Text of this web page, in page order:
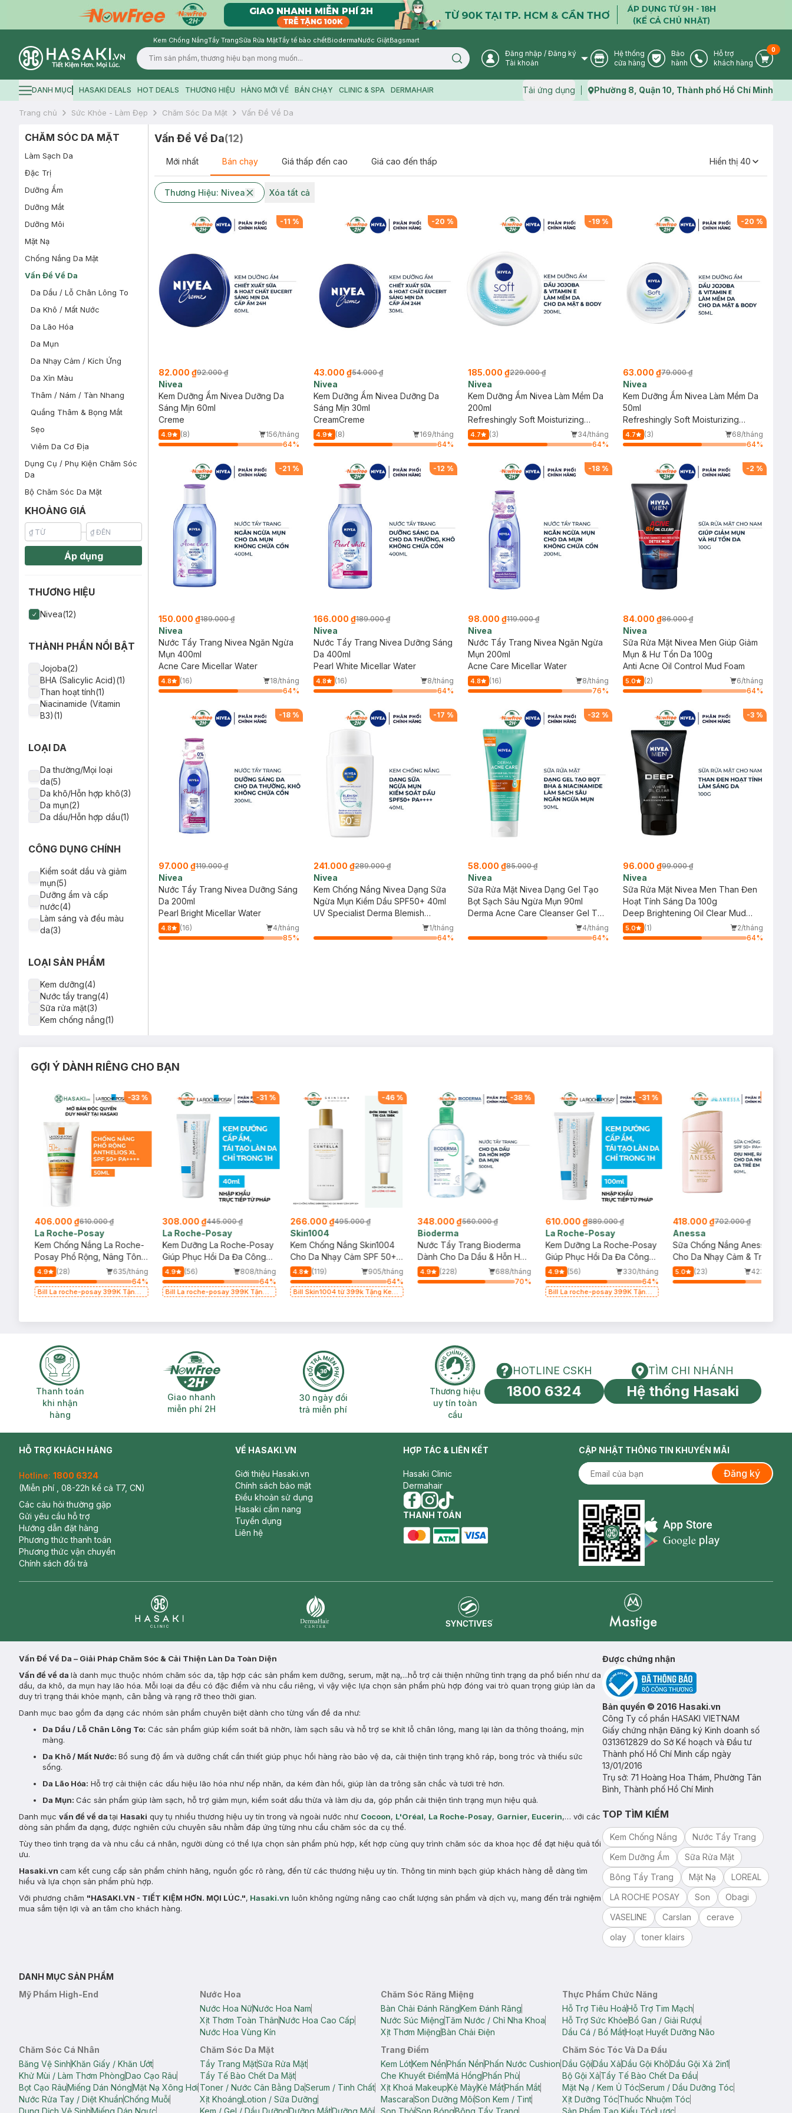
Kem Chống NắngTẩy TrangSữa Rửa MặtTẩy tế bào chếtBiodermaNước GiặtBagsmart
Logo
Search icon User Icon
Đăng nhập / Đăng ký
Tài khoản
Store Icon
Hệ thống
cửa hàng
Warranty Icon
Bảo
hành
Phone Icon
Hỗ trợ
khách hàng
Cart
0
Hamburger icon
DANH MỤC HASAKI DEALS HOT DEALS THƯƠNG HIỆU HÀNG MỚI VỀ BÁN CHẠY CLINIC & SPA DERMAHAIR Tải ứng dụng Map icon
Phường 8, Quận 10, Thành phố Hồ Chí Minh
Trang chủ Sức Khỏe - Làm Đẹp Chăm Sóc Da Mặt Vấn Đề Về Da
CHĂM SÓC DA MẶT
Làm Sạch Da
Đặc Trị
Dưỡng Ẩm
Dưỡng Mắt
Dưỡng Môi
Mặt Nạ
Chống Nắng Da Mặt
Vấn Đề Về Da
Da Dầu / Lỗ Chân Lông To
Da Khô / Mất Nước
Da Lão Hóa
Da Mụn
Da Nhạy Cảm / Kích Ứng
Da Xỉn Màu
Thâm / Nám / Tàn Nhang
Quầng Thâm & Bọng Mắt
Sẹo
Viêm Da Cơ Địa
Dụng Cụ / Phụ Kiện Chăm Sóc
Da
Bộ Chăm Sóc Da Mặt
KHOẢNG GIÁ
Áp dụng
THƯƠNG HIỆU
Nivea(12)
THÀNH PHẦN NỔI BẬT
Jojoba(2)
BHA (Salicylic Acid)(1)
Than hoạt tính(1)
Niacinamide (Vitamin
B3)(1)
LOẠI DA
Da thường/Mọi loại
da(5)
Da khô/Hỗn hợp khô(3)
Da mụn(2)
Da dầu/Hỗn hợp dầu(1)
CÔNG DỤNG CHÍNH
Kiểm soát dầu và giảm
mụn(5)
Dưỡng ẩm và cấp
nước(4)
Làm sáng và đều màu
da(3)
LOẠI SẢN PHẨM
Kem dưỡng(4)
Nước tẩy trang(4)
Sữa rửa mặt(3)
Kem chống nắng(1)
Vấn Đề Về Da(12)
Mới nhất Bán chạy Giá thấp đến cao Giá cao đến thấp Hiển thị 40
Thương Hiệu: Nivea Xóa tất cả
-11 %
82.000 ₫92.000 ₫
Nivea
Kem Dưỡng Ẩm Nivea Dưỡng Da
Sáng Mịn 60ml
Creme
4.9 (8)
156/tháng
64%
-20 %
43.000 ₫54.000 ₫
Nivea
Kem Dưỡng Ẩm Nivea Dưỡng Da
Sáng Mịn 30ml
CreamCreme
4.9 (8)
169/tháng
64%
-19%
185.000 ₫229.000 ₫
Nivea
Kem Dưỡng Ẩm Nivea Làm Mềm Da
200ml
Refreshingly Soft Moisturizing
Cream
4.7 (3)
34/tháng
64%
-20 %
63.000 ₫79.000 ₫
Nivea
Kem Dưỡng Ẩm Nivea Làm Mềm Da
50ml
Refreshingly Soft Moisturizing
Cream
4.7 (3)
68/tháng
64%
-21 %
150.000 ₫189.000 ₫
Nivea
Nước Tẩy Trang Nivea Ngăn Ngừa
Mụn 400ml
Acne Care Micellar Water
4.8 (16)
18/tháng
64%
-12 %
166.000 ₫189.000 ₫
Nivea
Nước Tẩy Trang Nivea Dưỡng Sáng
Da 400ml
Pearl White Micellar Water
4.8 (16)
8/tháng
64%
-18%
98.000 ₫119.000 ₫
Nivea
Nước Tẩy Trang Nivea Ngăn Ngừa
Mụn 200ml
Acne Care Micellar Water
4.8 (16)
8/tháng
76%
-2 %
84.000 ₫86.000 ₫
Nivea
Sữa Rửa Mặt Nivea Men Giúp Giảm
Mụn & Hư Tổn Da 100g
Anti Acne Oil Control Mud Foam
5.0 (2)
6/tháng
64%
-18%
97.000 ₫119.000 ₫
Nivea
Nước Tẩy Trang Nivea Dưỡng Sáng
Da 200ml
Pearl Bright Micellar Water
4.8 (16)
4/tháng
85%
-17 %
241.000 ₫289.000 ₫
Nivea
Kem Chống Nắng Nivea Dạng Sữa
Ngừa Mụn Kiềm Dầu SPF50+ 40ml
UV Specialist Derma Blemish
1/tháng
64%
-32 %
58.000 ₫85.000 ₫
Nivea
Sữa Rửa Mặt Nivea Dạng Gel Tạo
Bọt Sạch Sâu Ngừa Mụn 90ml
Derma Acne Care Cleanser Gel To
4/tháng
64%
-3 %
96.000 ₫99.000 ₫
Nivea
Sữa Rửa Mặt Nivea Men Than Đen
Hoạt Tính Sáng Da 100g
Deep Brightening Oil Clear Mud
Foam
5.0 (1)
2/tháng
64%
GỢI Ý DÀNH RIÊNG CHO BẠN
-33%
406.000 ₫610.000 ₫
La Roche-Posay
Kem Chống Nắng La Roche-
Posay Phổ Rộng, Nâng Tông
Kiềm Dầu 50ml
4.9 (28)
635/tháng
64%
Bill La roche-posay 399K Tặng
-31 %
308.000 ₫445.000 ₫
La Roche-Posay
Kem Dưỡng La Roche-Posay
Giúp Phục Hồi Da Đa Công
Dụng 40ml
4.9 (56)
808/tháng
64%
Bill La roche-posay 399K Tặng
-46%
266.000 ₫495.000 ₫
Skin1004
Kem Chống Nắng Skin1004
Cho Da Nhạy Cảm SPF 50+
50ml
4.8 (119)
905/tháng
64%
Bill Skin1004 từ 399k Tặng Kem
-38%
348.000 ₫560.000 ₫
Bioderma
Nước Tẩy Trang Bioderma
Dành Cho Da Dầu & Hỗn Hợp
500ml
4.9 (228)
688/tháng
70%
-31 %
610.000 ₫889.000 ₫
La Roche-Posay
Kem Dưỡng La Roche-Posay
Giúp Phục Hồi Da Đa Công
Dụng 100ml
4.9 (56)
330/tháng
64%
Bill La roche-posay 399K Tặng
418.000 ₫702.000 ₫
Anessa
Sữa Chống Nắng Anessa
Cho Da Nhạy Cảm & Trẻ Em
60ml (Mới)
5.0 (23)
423/tháng
Thanh toán khi nhận hàng
Thanh toán
khi nhận
hàng
Giao nhanh miễn phí 2H
Giao nhanh
miễn phí 2H
30 ngày đổi trả miễn phí
30 ngày đổi
trả miễn phí
Thương hiệu uy tín toàn cầu
Thương hiệu
uy tín toàn
cầu
HOTLINE CSKH
HOTLINE CSKH
1800 6324
Tìm chi nhánh
TÌM CHI NHÁNH
Hệ thống Hasaki
HỖ TRỢ KHÁCH HÀNG
Hotline: 1800 6324
(Miễn phí , 08-22h kể cả T7, CN)
Các câu hỏi thường gặp
Gửi yêu cầu hỗ trợ
Hướng dẫn đặt hàng
Phương thức thanh toán
Phương thức vận chuyển
Chính sách đổi trả
VỀ HASAKI.VN
Giới thiệu Hasaki.vn
Chính sách bảo mật
Điều khoản sử dụng
Hasaki cẩm nang
Tuyển dụng
Liên hệ
HỢP TÁC & LIÊN KẾT
Hasaki Clinic
Dermahair
facebook
instagram
tiktok
THANH TOÁN
CẬP NHẬT THÔNG TIN KHUYẾN MÃI
Đăng ký
Appstore icon
Vấn Đề Về Da – Giải Pháp Chăm Sóc & Cải Thiện Làn Da Toàn Diện
Vấn đề về da là danh mục thuộc nhóm chăm sóc da, tập hợp các sản phẩm kem dưỡng, serum, mặt nạ,...hỗ trợ cải thiện những tình trạng da phổ biến như da
dầu, da khô, da mụn hay lão hóa. Mỗi loại da đều có đặc điểm và nhu cầu riêng, vì vậy việc lựa chọn sản phẩm phù hợp đóng vai trò quan trọng giúp làn da
duy trì trạng thái khỏe mạnh, cân bằng và rạng rỡ theo thời gian.
Danh mục bao gồm đa dạng các nhóm sản phẩm chuyên biệt dành cho từng vấn đề da như:
Da Dầu / Lỗ Chân Lông To: Các sản phẩm giúp kiểm soát bã nhờn, làm sạch sâu và hỗ trợ se khít lỗ chân lông, mang lại làn da thông thoáng, mịn
màng.
Da Khô / Mất Nước: Bổ sung độ ẩm và dưỡng chất cần thiết giúp phục hồi hàng rào bảo vệ da, cải thiện tình trạng khô ráp, bong tróc và thiếu sức
sống.
Da Lão Hóa: Hỗ trợ cải thiện các dấu hiệu lão hóa như nếp nhăn, da kém đàn hồi, giúp làn da trông săn chắc và tươi trẻ hơn.
Da Mụn: Các sản phẩm giúp làm sạch, hỗ trợ giảm mụn, kiểm soát dầu thừa và làm dịu da, góp phần cải thiện tình trạng mụn hiệu quả.
Danh mục vấn đề về datại Hasaki quy tụ nhiều thương hiệu uy tín trong và ngoài nước như Cocoon, L'Oréal, La Roche-Posay, Garnier, Eucerin,… với các
dòng sản phẩm đa dạng, được nghiên cứu chuyên sâu nhằm đáp ứng từng nhu cầu chăm sóc da cụ thể.
Tùy theo tình trạng da và nhu cầu cá nhân, người dùng có thể lựa chọn sản phẩm phù hợp, kết hợp cùng quy trình chăm sóc da khoa học để đạt hiệu quả tối
ưu.
Hasaki.vn cam kết cung cấp sản phẩm chính hãng, nguồn gốc rõ ràng, đến từ các thương hiệu uy tín. Thông tin minh bạch giúp khách hàng dễ dàng tìm
hiểu và lựa chọn sản phẩm phù hợp.
Với phương châm "HASAKI.VN - TIẾT KIỆM HƠN. MỌI LÚC.", Hasaki.vn luôn không ngừng nâng cao chất lượng sản phẩm và dịch vụ, mang đến trải nghiệm
mua sắm tiện lợi và an tâm cho khách hàng.
Được chứng nhận
Bản quyền © 2016 Hasaki.vn
Công Ty cổ phần HASAKI VIETNAM
Giấy chứng nhận Đăng ký Kinh doanh số
0313612829 do Sở Kế hoạch và Đầu tư
Thành phố Hồ Chí Minh cấp ngày
13/01/2016
Trụ sở: 71 Hoàng Hoa Thám, Phường Tân
Bình, Thành phố Hồ Chí Minh
TOP TÌM KIẾM
Kem Chống Nắng
Nước Tẩy Trang
Kem Dưỡng Ẩm
Sữa Rửa Mặt
Bông Tẩy Trang
Mặt Nạ
LOREAL
LA ROCHE POSAY
Son
Obagi
VASELINE
Carslan
cerave
olay
toner klairs
DANH MỤC SẢN PHẨM
Mỹ Phẩm High-End
Nước Hoa
Nước Hoa NữNước Hoa Nam
Xịt Thơm Toàn ThânNước Hoa Cao Cấp
Nước Hoa Vùng Kín
Chăm Sóc Răng Miệng
Bàn Chải Đánh RăngKem Đánh Răng
Nước Súc MiệngTăm Nước / Chỉ Nha Khoa
Xịt Thơm MiệngBàn Chải Điện
Thực Phẩm Chức Năng
Hỗ Trợ Tiêu HoáHỗ Trợ Tim Mạch
Hỗ Trợ Sức KhỏeBổ Gan / Giải Rượu
Dầu Cá / Bổ MắtHoạt Huyết Dưỡng Não
Chăm Sóc Cá Nhân
Băng Vệ SinhKhăn Giấy / Khăn Ướt
Khử Mùi / Làm Thơm PhòngDao Cạo Râu
Bọt Cạo RâuMiếng Dán NóngMặt Nạ Xông Hơi
Nước Rửa Tay / Diệt KhuẩnChống Muỗi
Dung Dịch Vệ SinhMiếng Dán Ngực
Chăm Sóc Da Mặt
Tẩy Trang MặtSữa Rửa Mặt
Tẩy Tế Bào Chết Da Mặt
Toner / Nước Cân Bằng DaSerum / Tinh Chất
Xịt KhoángLotion / Sữa Dưỡng
Kem / Gel / Dầu DưỡngDưỡng MắtDưỡng Môi
Trang Điểm
Kem LótKem NềnPhấn NềnPhấn Nước Cushion
Che Khuyết ĐiểmMá HồngPhấn Phủ
Xịt Khoá MakeupKẻ MàyKẻ MắtPhấn Mắt
MascaraSon Dưỡng MôiSon Kem / Tint
Son ThỏiSon BóngBông Tẩy Trang
Chăm Sóc Tóc Và Da Đầu
Dầu GộiDầu XảDầu Gội KhôDầu Gội Xả 2in1
Bộ Gội XảTẩy Tế Bào Chết Da Đầu
Mặt Nạ / Kem Ủ TócSerum / Dầu Dưỡng Tóc
Xịt Dưỡng TócThuốc Nhuộm Tóc
Sản Phẩm Tạo Kiểu TócLược